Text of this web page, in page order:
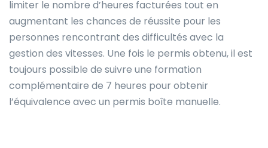
limiter le nombre d’heures facturées tout en
augmentant les chances de réussite pour les
personnes rencontrant des difficultés avec la
gestion des vitesses. Une fois le permis obtenu, il est
toujours possible de suivre une formation
complémentaire de 7 heures pour obtenir
l’équivalence avec un permis boîte manuelle.